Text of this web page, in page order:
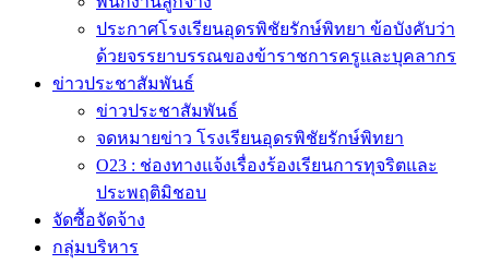
ประกาศโรงเรียนอุดรพิชัยรักษ์พิทยา ข้อบังคับว่า
ด้วยจรรยาบรรณของข้าราชการครูและบุคลากร
ข่าวประชาสัมพันธ์
ข่าวประชาสัมพันธ์
จดหมายข่าว โรงเรียนอุดรพิชัยรักษ์พิทยา
O23 : ช่องทางแจ้งเรื่องร้องเรียนการทุจริตและ
ประพฤติมิชอบ
จัดซื้อจัดจ้าง
กลุ่มบริหาร